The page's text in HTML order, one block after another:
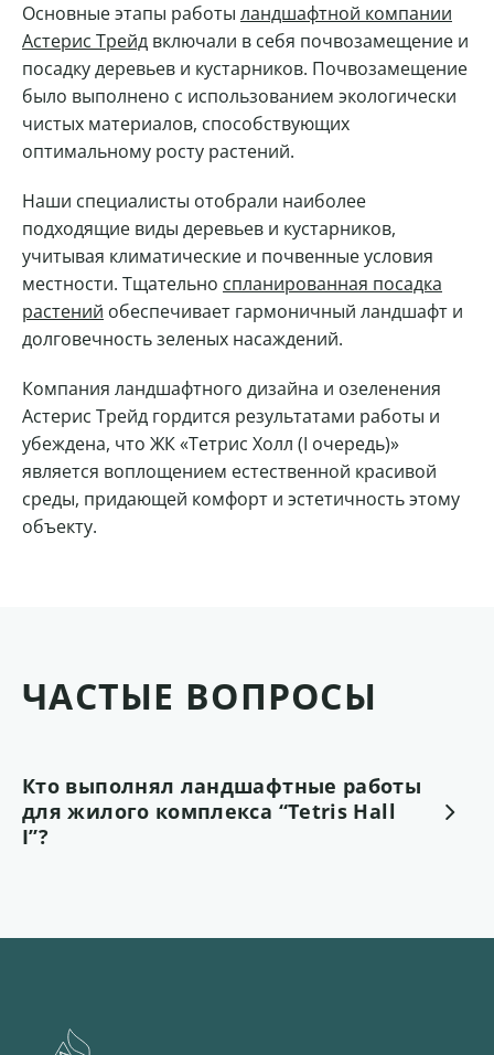
Основные этапы работы ландшафтной компании
Астерис Трейд включали в себя почвозамещение и
посадку деревьев и кустарников. Почвозамещение
было выполнено с использованием экологически
чистых материалов, способствующих
оптимальному росту растений.
Наши специалисты отобрали наиболее
подходящие виды деревьев и кустарников,
учитывая климатические и почвенные условия
местности. Тщательно спланированная посадка
растений обеспечивает гармоничный ландшафт и
долговечность зеленых насаждений.
Компания ландшафтного дизайна и озеленения
Астерис Трейд гордится результатами работы и
убеждена, что ЖК «Тетрис Холл (I очередь)»
является воплощением естественной красивой
среды, придающей комфорт и эстетичность этому
объекту.
ЧАСТЫЕ ВОПРОСЫ
Кто выполнял ландшафтные работы
для жилого комплекса “Tetris Hall
I”?